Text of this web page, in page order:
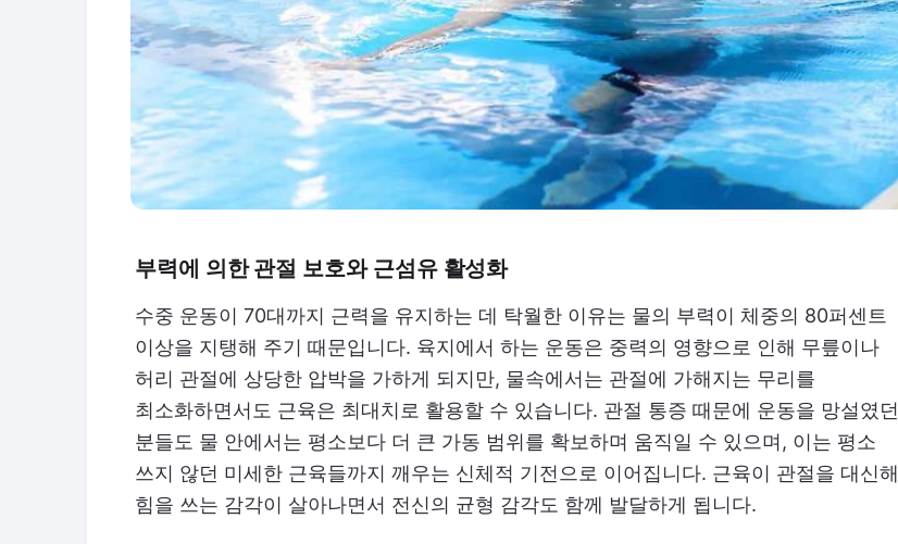
부력에 의한 관절 보호와 근섬유 활성화
수중 운동이 70대까지 근력을 유지하는 데 탁월한 이유는 물의 부력이 체중의 80퍼센트
이상을 지탱해 주기 때문입니다. 육지에서 하는 운동은 중력의 영향으로 인해 무릎이나
허리 관절에 상당한 압박을 가하게 되지만, 물속에서는 관절에 가해지는 무리를
최소화하면서도 근육은 최대치로 활용할 수 있습니다. 관절 통증 때문에 운동을 망설였던
분들도 물 안에서는 평소보다 더 큰 가동 범위를 확보하며 움직일 수 있으며, 이는 평소
쓰지 않던 미세한 근육들까지 깨우는 신체적 기전으로 이어집니다. 근육이 관절을 대신해
힘을 쓰는 감각이 살아나면서 전신의 균형 감각도 함께 발달하게 됩니다.